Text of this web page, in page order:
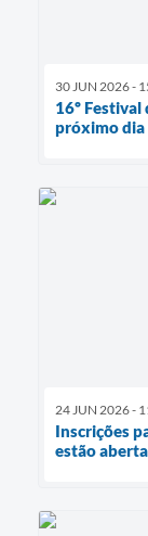
30 JUN 2026 -
16º
próximo
24 JUN 2026 -
Inscrições
estão